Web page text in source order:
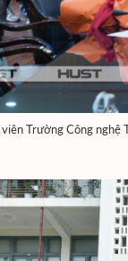
Trường Công nghệ